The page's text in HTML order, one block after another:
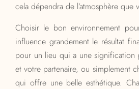
cela dépendra de l’atmosphère que
Choisir le bon environnement
influence grandement le résultat
pour un lieu qui a une signification
et votre partenaire, ou simplement
qui offre une belle esthétique.